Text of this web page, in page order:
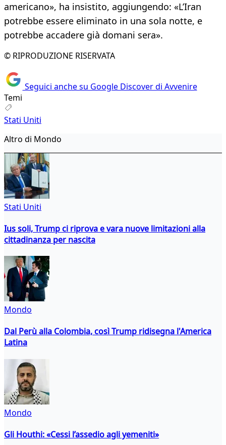
americano», ha insistito, aggiungendo: «L’Iran
potrebbe essere eliminato in una sola notte, e
potrebbe accadere già domani sera».
© RIPRODUZIONE RISERVATA
Seguici anche su Google Discover di Avvenire
Temi
Stati Uniti
Altro di Mondo
Stati Uniti
Ius soli, Trump ci riprova e vara nuove limitazioni alla
cittadinanza per nascita
Mondo
Dal Perù alla Colombia, così Trump ridisegna l'America
Latina
Mondo
Gli Houthi: «Cessi l’assedio agli yemeniti»